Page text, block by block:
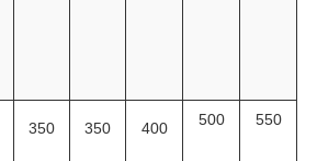
350 350 400 500 550